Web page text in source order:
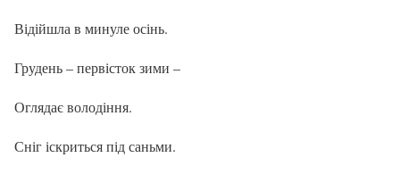
Відійшла в минуле осінь.
Грудень – первісток зими –
Оглядає володіння.
Сніг іскриться під саньми.